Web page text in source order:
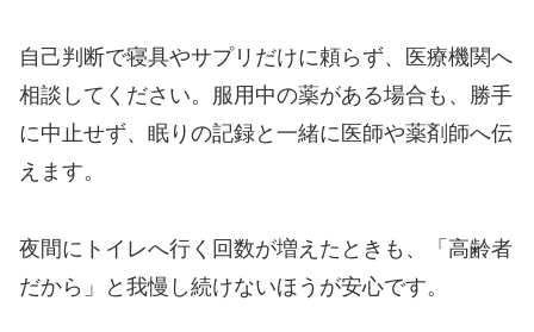
自己判断で寝具やサプリだけに頼らず、医療機関へ
相談してください。服用中の薬がある場合も、勝手
に中止せず、眠りの記録と一緒に医師や薬剤師へ伝
えます。
夜間にトイレへ行く回数が増えたときも、「高齢者
だから」と我慢し続けないほうが安心です。